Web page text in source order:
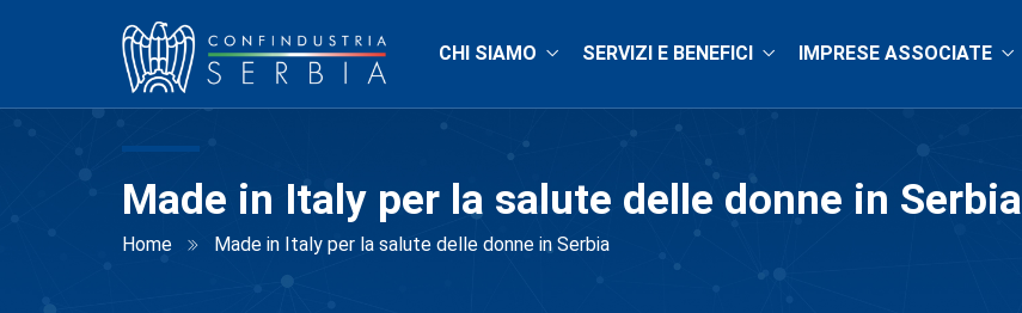
CHI SIAMO SERVIZI E BENEFICI IMPRESE ASSOCIATE
Made in Italy per la salute delle donne in Serbia
Home Made in Italy per la salute delle donne in Serbia